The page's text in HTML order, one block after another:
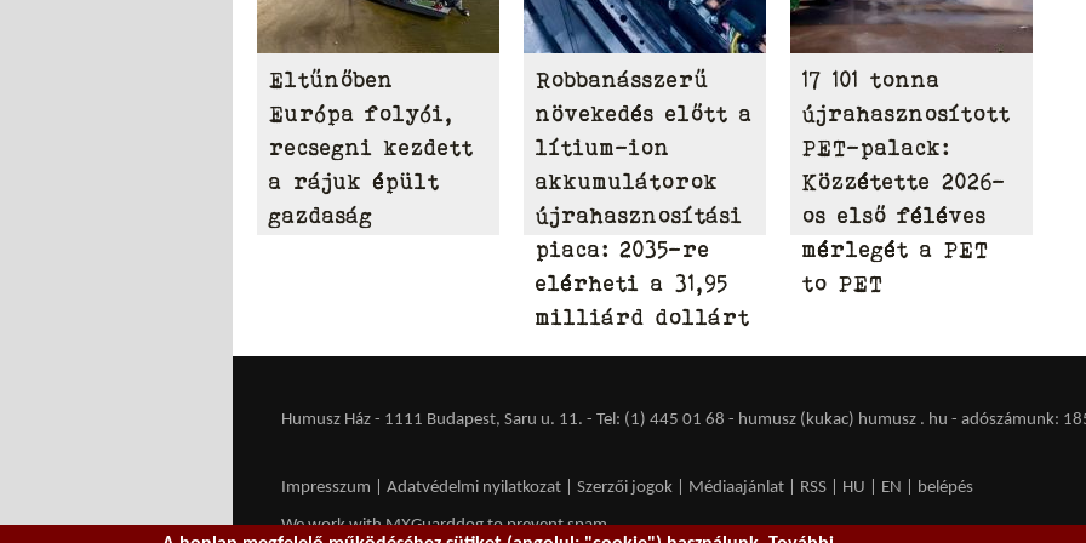
Eltűnőben
Európa folyói,
recsegni kezdett
a rájuk épült
gazdaság
Robbanásszerű
növekedés előtt a
lítium-ion
akkumulátorok
újrahasznosítási
piaca: 2035-re
elérheti a 31,95
milliárd dollárt
17 101 tonna
újrahasznosított
PET-palack:
Közzétette 2026-
os első féléves
mérlegét a PET
to PET
Humusz Ház - 1111 Budapest, Saru u. 11. - Tel: (1) 445 01 68 - humusz (kukac) humusz . hu - adószámunk:
Impresszum Adatvédelmi nyilatkozat Szerzői jogok Médiaajánlat RSS HU EN belépés
We work withMXGuarddogto prevent spam.